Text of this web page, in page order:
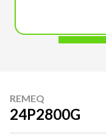
REMEQ
24P2800G